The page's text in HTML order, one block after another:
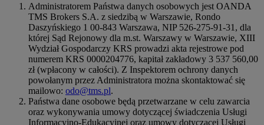
Administratorem Państwa danych osobowych jest OANDA
TMS Brokers S.A. z siedzibą w Warszawie, Rondo
Daszyńskiego 1 00-843 Warszawa, NIP 526-275-91-31, dla
której Sąd Rejonowy dla m.st. Warszawy w Warszawie, XIII
Wydział Gospodarczy KRS prowadzi akta rejestrowe pod
numerem KRS 0000204776, kapitał zakładowy 3 537 560,00
zł (wpłacony w całości). Z Inspektorem ochrony danych
powołanym przez Administratora można skontaktować się
mailowo: odo@tms.pl.
Państwa dane osobowe będą przetwarzane w celu zawarcia
oraz wykonywania umowy dotyczącej świadczenia Usługi
Informacyjno-Edukacyjnej oraz umowy dotyczącej Usługi